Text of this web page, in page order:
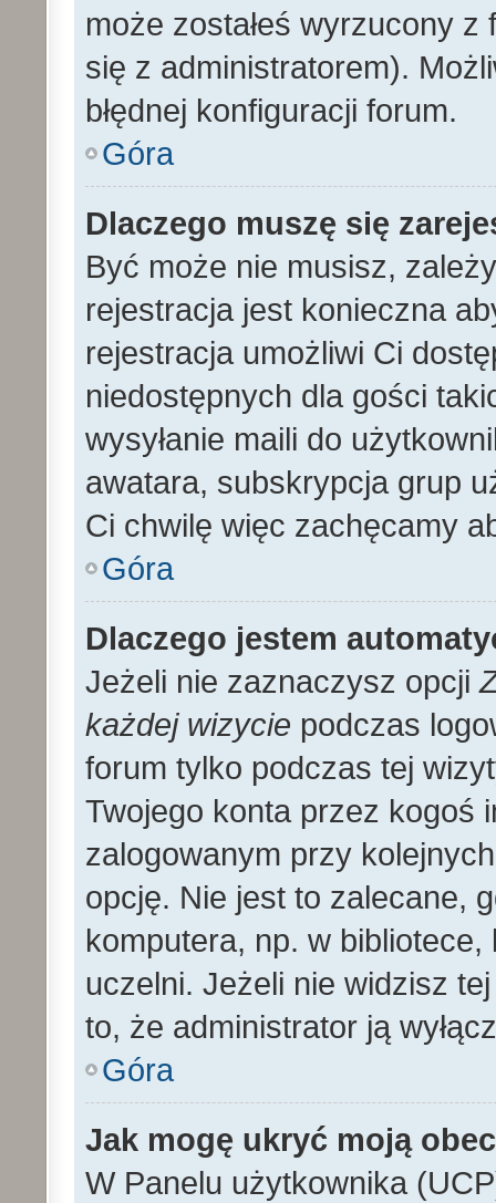
może zostałeś wyrzucony
się z administratorem).
błędnej konfiguracji forum.
Góra
Dlaczego muszę się
Być może nie musisz,
rejestracja jest konieczna
rejestracja umożliwi Ci
niedostępnych dla gości
wysyłanie maili do
awatara, subskrypcja grup
Ci chwilę więc zachęcamy
Góra
Dlaczego jestem
Jeżeli nie zaznaczysz opcji
każdej wizycie podczas
forum tylko podczas tej
Twojego konta przez kogoś
zalogowanym przy
opcję. Nie jest to zalecane,
komputera, np. w
uczelni. Jeżeli nie widzisz
to, że administrator ją
Góra
Jak mogę ukryć moją
W Panelu użytkownika